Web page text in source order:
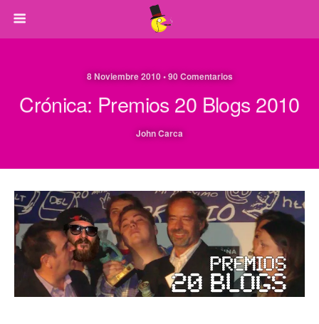
8 Noviembre 2010 • 90 Comentarios
Crónica: Premios 20 Blogs 2010
John Carca